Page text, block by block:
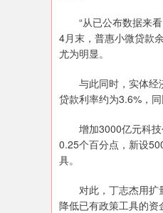
“从已公布数据来看
4月末，普惠小微贷款
尤为明显。
与此同时，实体经济
贷款利率约为3.6%，
增加3000亿元科技
0.25个百分点，新设
具。
对此，丁志杰用扩量
降低已有政策工具的资
1.02% 深证成